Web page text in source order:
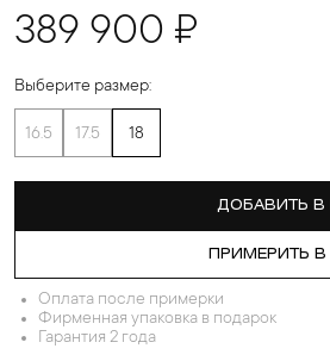
389 900 ₽
Выберите размер:
16.5 17.5 18
ДОБАВИТЬ В
ПРИМЕРИТЬ В
Оплата после примерки
Фирменная упаковка в подарок
Гарантия 2 года